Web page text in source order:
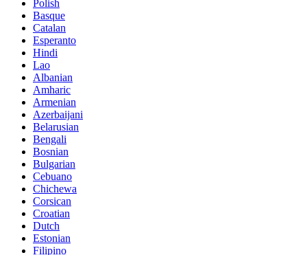
Polish
Basque
Catalan
Esperanto
Hindi
Lao
Albanian
Amharic
Armenian
Azerbaijani
Belarusian
Bengali
Bosnian
Bulgarian
Cebuano
Chichewa
Corsican
Croatian
Dutch
Estonian
Filipino